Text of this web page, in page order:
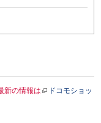
新の情報は
ドコモショッ